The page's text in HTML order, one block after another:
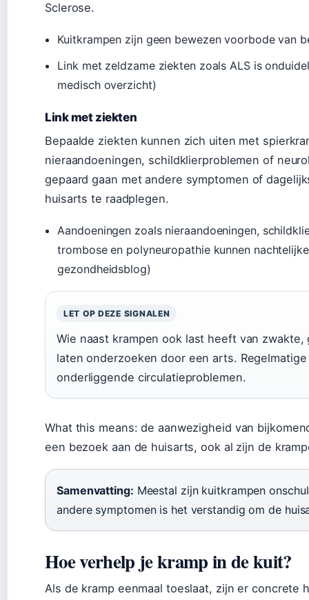
Sclerose.
Kuitkrampen zijn geen bewezen voorbode van
Link met zeldzame ziekten zoals ALS is
medisch overzicht)
Link met ziekten
Bepaalde ziekten kunnen zich uiten met
nieraandoeningen, schildklierproblemen of
gepaard gaan met andere symptomen of
huisarts te raadplegen.
Aandoeningen zoals nieraandoeningen,
trombose en polyneuropathie kunnen
gezondheidsblog)
LET OP DEZE SIGNALEN
Wie naast krampen ook last heeft van
laten onderzoeken door een arts.
onderliggende circulatieproblemen.
What this means: de aanwezigheid van
een bezoek aan de huisarts, ook al zijn de
Samenvatting: Meestal zijn kuitkrampen
andere symptomen is het verstandig om de
Hoe verhelp je kramp in de kuit?
Als de kramp eenmaal toeslaat, zijn er concrete